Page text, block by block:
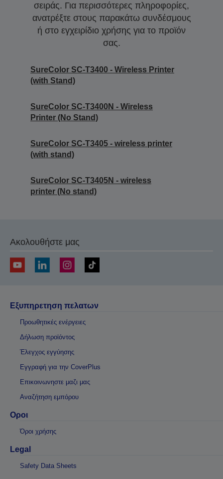
σειράς. Για περισσότερες πληροφορίες,
ανατρέξτε στους παρακάτω συνδέσμους
ή στο εγχειρίδιο χρήσης για το προϊόν
σας.
SureColor SC-T3400 - Wireless Printer
(with Stand)
SureColor SC-T3400N - Wireless
Printer (No Stand)
SureColor SC-T3405 - wireless printer
(with stand)
SureColor SC-T3405N - wireless
printer (No stand)
Ακολουθήστε μας
Εξυπηρετηση πελατων
Προωθητικές ενέργειες
Δήλωση προϊόντος
Έλεγχος εγγύησης
Εγγραφή για την CoverPlus
Επικοινωνηστε μαζι μας
Αναζήτηση εμπόρου
Οροι
Όροι χρήσης
Legal
Safety Data Sheets